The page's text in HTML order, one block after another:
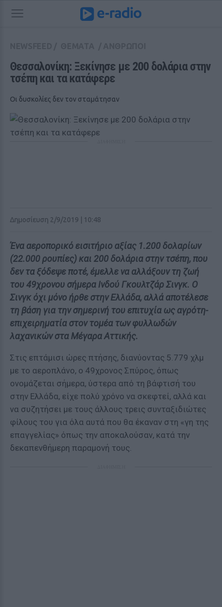
Θεσσαλονίκη: Ξεκίνησε με 200 δολάρια στην
τσέπη και τα κατάφερε
Οι δυσκολίες δεν τον σταμάτησαν
Δημοσίευση 2/9/2019 | 10:48
Ένα αεροπορικό εισιτήριο αξίας 1.200 δολαρίων
(22.000 ρουπίες) και 200 δολάρια στην τσέπη, που
δεν τα ξόδεψε ποτέ, έμελλε να αλλάξουν τη ζωή
του 49χρονου σήμερα Ινδού Γκουλτζάρ Σινγκ. Ο
Σινγκ όχι μόνο ήρθε στην Ελλάδα, αλλά αποτέλεσε
τη βάση για την σημερινή του επιτυχία ως αγρότη-
επιχειρηματία στον τομέα των φυλλωδών
λαχανικών στα Μέγαρα Αττικής.
Στις επτάμισι ώρες πτήσης, διανύοντας 5.779 χλμ
με το αεροπλάνο, ο 49χρονος Σπύρος, όπως
ονομάζεται σήμερα, ύστερα από τη βάφτισή του
στην Ελλάδα, είχε πολύ χρόνο να σκεφτεί, αλλά και
να συζητήσει με τους άλλους τρεις συνταξιδιώτες
φίλους του για όλα αυτά που θα έκαναν στη «γη της
επαγγελίας» όπως την αποκαλούσαν, κατά την
δεκαπενθήμερη παραμονή τους.